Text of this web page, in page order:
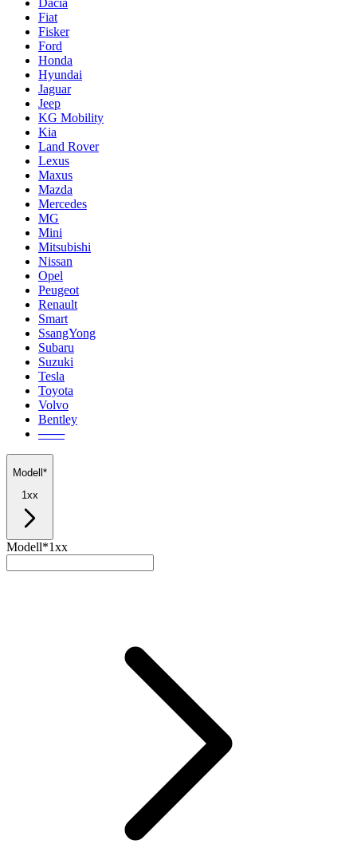
Fiat
Fisker
Ford
Honda
Hyundai
Jaguar
Jeep
KG Mobility
Kia
Land Rover
Lexus
Maxus
Mazda
Mercedes
MG
Mini
Mitsubishi
Nissan
Opel
Peugeot
Renault
Smart
SsangYong
Subaru
Suzuki
Tesla
Toyota
Volvo
Bentley
───
Modell*
1xx
Modell*1xx